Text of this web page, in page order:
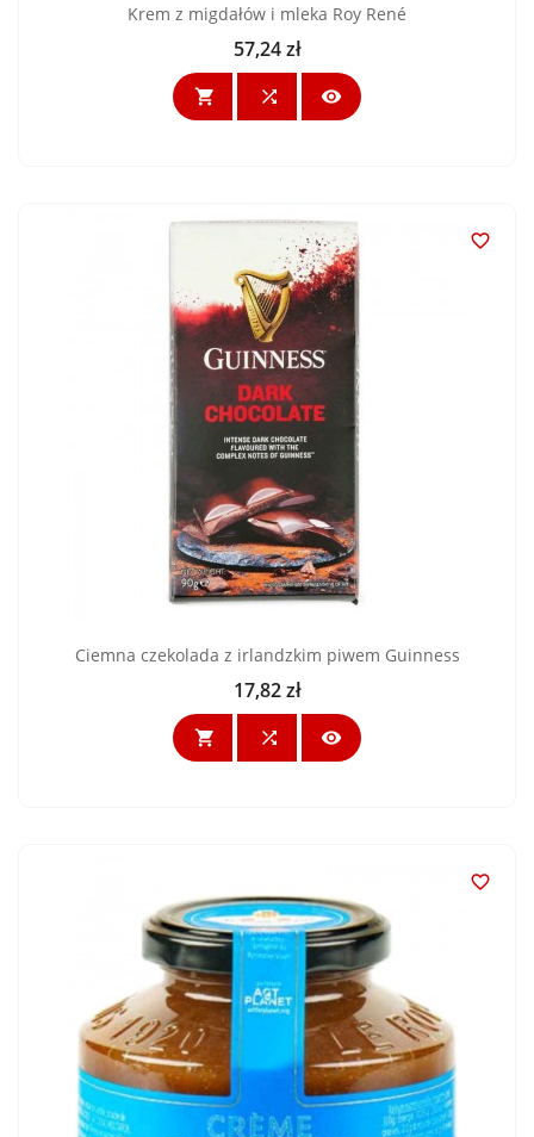
Krem z migdałów i mleka Roy René
Cena
57,24 zł
  

Ciemna czekolada z irlandzkim piwem Guinness
Cena
17,82 zł
  
